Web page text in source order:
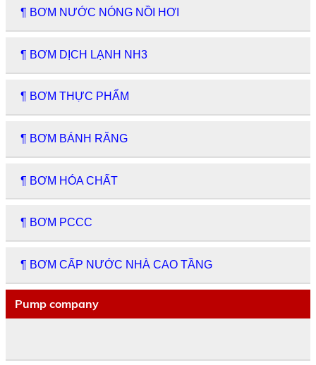
¶ BƠM NƯỚC NÓNG NỒI HƠI
¶ BƠM DỊCH LẠNH NH3
¶ BƠM THỰC PHẨM
¶ BƠM BÁNH RĂNG
¶ BƠM HÓA CHẤT
¶ BƠM PCCC
¶ BƠM CẤP NƯỚC NHÀ CAO TẦNG
Pump company